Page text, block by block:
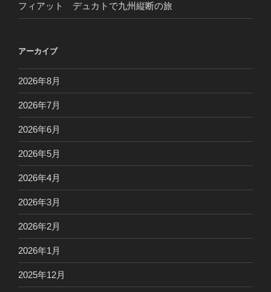
フィアット デュカトで九州縦断の旅
アーカイブ
2026年8月
2026年7月
2026年6月
2026年5月
2026年4月
2026年3月
2026年2月
2026年1月
2025年12月